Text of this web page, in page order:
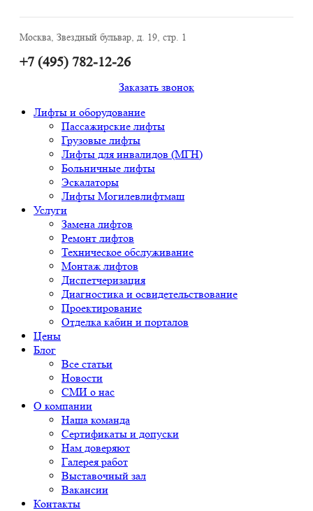
Москва, Звездный бульвар, д. 19, стр. 1
+7 (495) 782-12-26
Заказать звонок
Лифты и оборудование
Пассажирские лифты
Грузовые лифты
Лифты для инвалидов (МГН)
Больничные лифты
Эскалаторы
Лифты Могилевлифтмаш
Услуги
Замена лифтов
Ремонт лифтов
Техническое обслуживание
Монтаж лифтов
Диспетчеризация
Диагностика и освидетельствование
Проектирование
Отделка кабин и порталов
Цены
Блог
Все статьи
Новости
СМИ о нас
О компании
Наша команда
Сертификаты и допуски
Нам доверяют
Галерея работ
Выставочный зал
Вакансии
Контакты